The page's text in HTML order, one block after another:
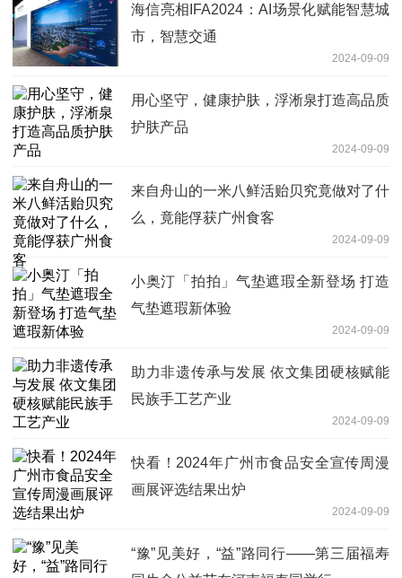
海信亮相IFA2024：AI场景化赋能智慧城
市，智慧交通
2024-09-09
用心坚守，健康护肤，浮淅泉打造高品质
护肤产品
2024-09-09
来自舟山的一米八鲜活贻贝究竟做对了什
么，竟能俘获广州食客
2024-09-09
小奥汀「拍拍」气垫遮瑕全新登场 打造
气垫遮瑕新体验
2024-09-09
助力非遗传承与发展 依文集团硬核赋能
民族手工艺产业
2024-09-09
快看！2024年广州市食品安全宣传周漫
画展评选结果出炉
2024-09-09
“豫”见美好，“益”路同行——第三届福寿